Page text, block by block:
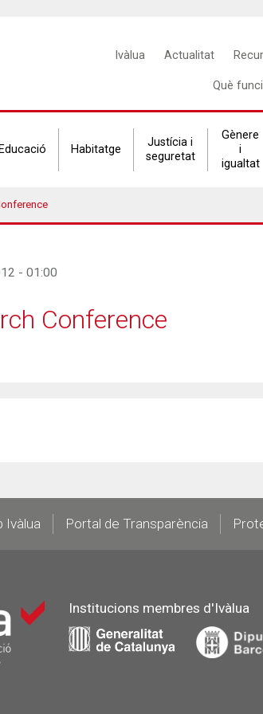
Main
navigation
Ivàlua Actualitat
Què
Educació Habitatge
Justícia i
seguretat
Gènere
i
igualtat
- 01:00
Conference
Ivàlua Portal de Transparència
Institucions membres d'Ivàlua